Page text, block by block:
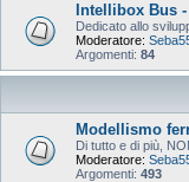
Intellibox Bus
Dedicato allo
Moderatore:
Argomenti: 84
Modellismo
Di tutto e di più,
Moderatore:
Argomenti: 493